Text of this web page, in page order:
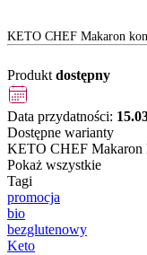
KETO CHEF Makaron
Produkt dostępny
Data przydatności:
Dostępne warianty
KETO CHEF Makaron
Pokaż wszystkie
Tagi
promocja
bio
bezglutenowy
Keto